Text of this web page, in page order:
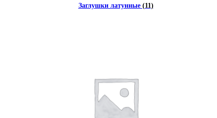
Заглушки латунные (11)